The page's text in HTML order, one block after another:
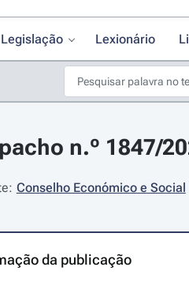
Legislação Lexionário
n.º 1847/
Conselho Económico e Social
da publicação